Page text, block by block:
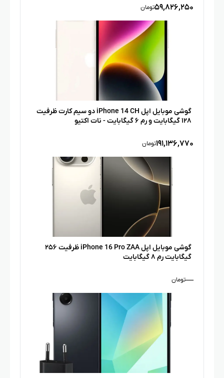
۵۹,۸۲۶,۲۵۰تومان
گوشی موبایل اپل iPhone 14 CH دو سیم‌ کارت ظرفیت
۱۲۸ گیگابایت و رم ۶ گیگابایت - نات اکتیو
۱۹۱,۱۳۶,۷۷۰تومان
گوشی موبایل اپل iPhone 16 Pro ZAA ظرفیت ۲۵۶
گیگابایت رم ۸ گیگابایت
—تومان